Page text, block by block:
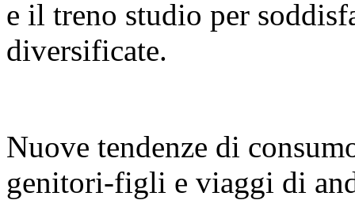
e il treno studio per
diversificate.
Nuove tendenze di
genitori-figli e viaggi di